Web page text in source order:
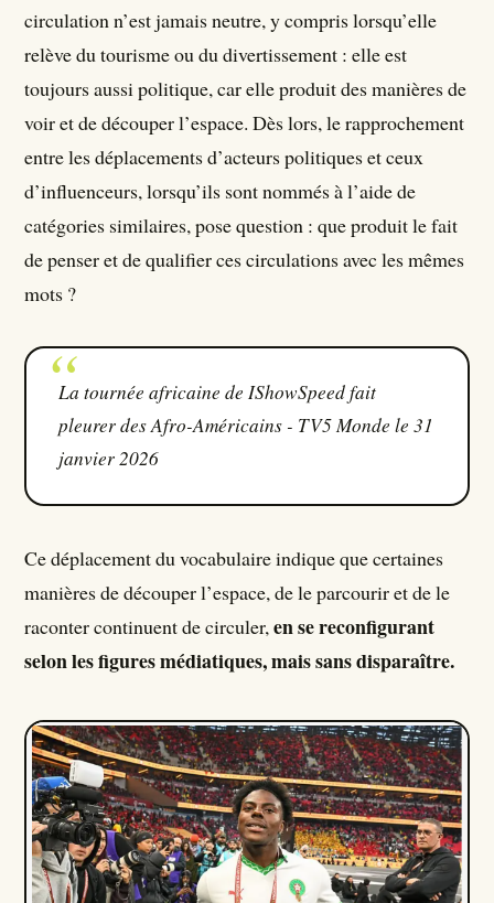
circulation n’est jamais neutre, y compris lorsqu’elle
relève du tourisme ou du divertissement : elle est
toujours aussi politique, car elle produit des manières de
voir et de découper l’espace. Dès lors, le rapprochement
entre les déplacements d’acteurs politiques et ceux
d’influenceurs, lorsqu’ils sont nommés à l’aide de
catégories similaires, pose question : que produit le fait
de penser et de qualifier ces circulations avec les mêmes
mots ?
La tournée africaine de IShowSpeed fait
pleurer des Afro-Américains - TV5 Monde le 31
janvier 2026
Ce déplacement du vocabulaire indique que certaines
manières de découper l’espace, de le parcourir et de le
raconter continuent de circuler,en se reconfigurant
selon les figures médiatiques, mais sans disparaître.